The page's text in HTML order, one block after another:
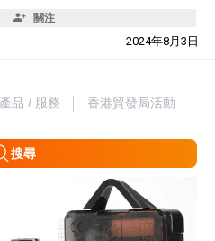
關注
2024年8月3日
產品 / 服務 香港貿發局活動
搜尋